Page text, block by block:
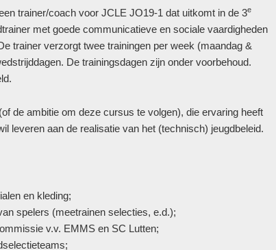
trainer/coach voor JCLE JO19-1 dat uitkomt in de 3e
met goede communicatieve en sociale vaardigheden
trainer verzorgt twee trainingen per week (maandag &
De trainingsdagen zijn onder voorbehoud.
de ambitie om deze cursus te volgen), die ervaring heeft
leveren aan de realisatie van het (technisch) jeugdbeleid.
en kleding;
(meetrainen selecties, e.d.);
v.v. EMMS en SC Lutten;